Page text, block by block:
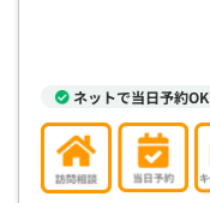
ネットで当日予約OK